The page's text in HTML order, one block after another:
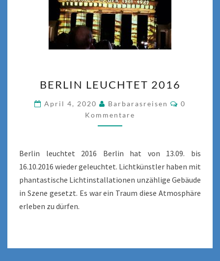
LEUCHTET
2016
BERLIN LEUCHTET 2016
April 4, 2020 Barbarasreisen
0
Kommentare
Berlin leuchtet 2016 Berlin hat von 13.09. bis
16.10.2016 wieder geleuchtet. Lichtkünstler haben mit
phantastische Lichtinstallationen unzählige Gebäude
in Szene gesetzt. Es war ein Traum diese Atmosphäre
erleben zu dürfen.